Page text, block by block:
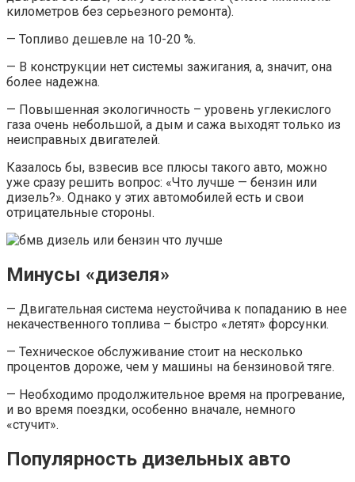
километров без серьезного ремонта).
— Топливо дешевле на 10-20 %.
— В конструкции нет системы зажигания, а, значит, она
более надежна.
— Повышенная экологичность – уровень углекислого
газа очень небольшой, а дым и сажа выходят только из
неисправных двигателей.
Казалось бы, взвесив все плюсы такого авто, можно
уже сразу решить вопрос: «Что лучше — бензин или
дизель?». Однако у этих автомобилей есть и свои
отрицательные стороны.
Минусы «дизеля»
— Двигательная система неустойчива к попаданию в нее
некачественного топлива – быстро «летят» форсунки.
— Техническое обслуживание стоит на несколько
процентов дороже, чем у машины на бензиновой тяге.
— Необходимо продолжительное время на прогревание,
и во время поездки, особенно вначале, немного
«стучит».
Популярность дизельных авто